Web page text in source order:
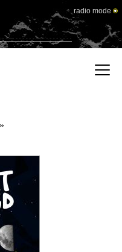
radio mode